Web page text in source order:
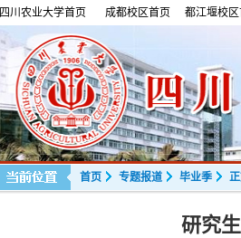
四川农业大学首页 成都校区首页 都江堰校区
首页 专题报道 毕业季
研究